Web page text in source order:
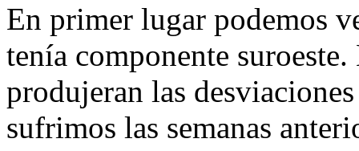
En primer lugar podemos
tenía componente
produjeran las
sufrimos las semanas